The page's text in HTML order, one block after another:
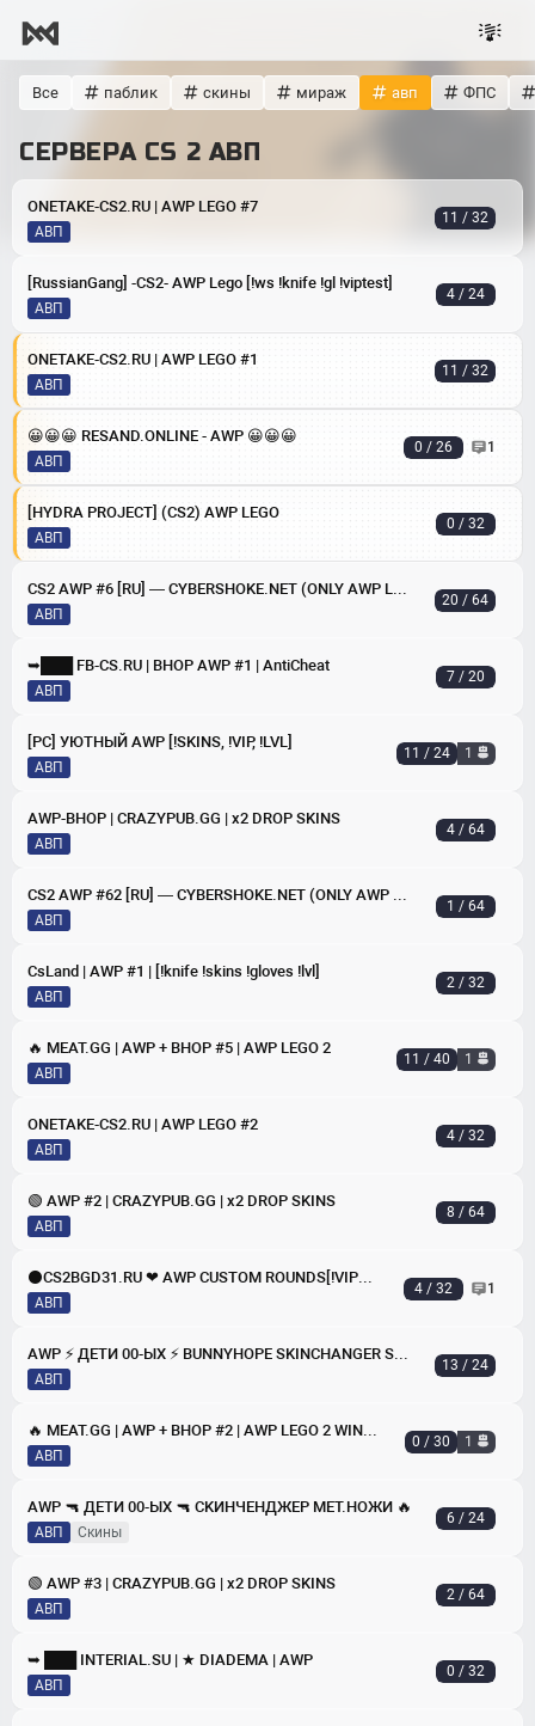
Все паблик скины мираж авп ФПС
СЕРВЕРА CS 2 АВП
ONETAKE-CS2.RU | AWP LEGO #7
АВП
11 / 32
[RussianGang] -CS2- AWP Lego [!ws !knife !gl !viptest]
АВП
4 / 24
ONETAKE-CS2.RU | AWP LEGO #1
АВП
11 / 32
😀😀😀 RESAND.ONLINE - AWP 😀😀😀
АВП
0 / 26 1
[HYDRA PROJECT] (CS2) AWP LEGO
АВП
0 / 32
CS2 AWP #6 [RU] — CYBERSHOKE.NET (ONLY AWP LEGO 2)
АВП
20 / 64
➥███ FB-CS.RU | BHOP AWP #1 | AntiCheat
АВП
7 / 20
[РС] УЮТНЫЙ AWP [!SKINS, !VIP, !LVL]
АВП
11 / 24 1
AWP-BHOP | CRAZYPUB.GG | x2 DROP SKINS
АВП
4 / 64
CS2 AWP #62 [RU] — CYBERSHOKE.NET (ONLY AWP LEGO 2)
АВП
1 / 64
CsLand | AWP #1 | [!knife !skins !gloves !lvl]
АВП
2 / 32
🔥 MEAT.GG | AWP + BHOP #5 | AWP LEGO 2
АВП
11 / 40 1
ONETAKE-CS2.RU | AWP LEGO #2
АВП
4 / 32
🟢 AWP #2 | CRAZYPUB.GG | x2 DROP SKINS
АВП
8 / 64
⚫CS2BGD31.RU ❤ AWP CUSTOM ROUNDS[!VIPTEST,!SKINS]
АВП
4 / 32 1
AWP ⚡ ДЕТИ 00-ЫX ⚡ BUNNYHOPE SKINCHANGER SHOP LVL 🔥
АВП
13 / 24
🔥 MEAT.GG | AWP + BHOP #2 | AWP LEGO 2 WINTER
АВП
0 / 30 1
AWP 🔫 ДЕТИ 00-ЫХ 🔫 CKИHЧEHДЖEP MET.HOЖИ 🔥
АВП скины
6 / 24
🟢 AWP #3 | CRAZYPUB.GG | x2 DROP SKINS
АВП
2 / 64
➥ ███ INTERIAL.SU | ★ DIADEMA | AWP
АВП
0 / 32